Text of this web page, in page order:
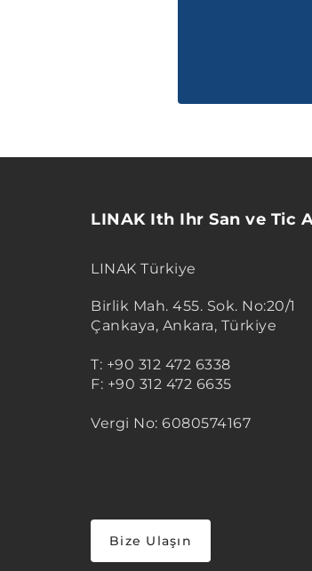
LINAK Ith Ihr San ve Tic
LINAK Türkiye
Birlik Mah. 455. Sok. No:20/1
Çankaya, Ankara, Türkiye
T: +90 312 472 6338
F: +90 312 472 6635
Vergi No: 6080574167
Bize Ulaşın